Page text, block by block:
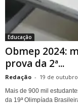
Educação
Obmep 2024:
prova da 2ª...
Redação - 19 de
Mais de 900 mil
da 19ª Olimpíada